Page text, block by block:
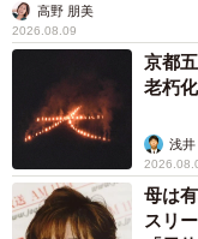
高野 朋美
2026.08.09
京都
老朽
浅井
母は
スリ